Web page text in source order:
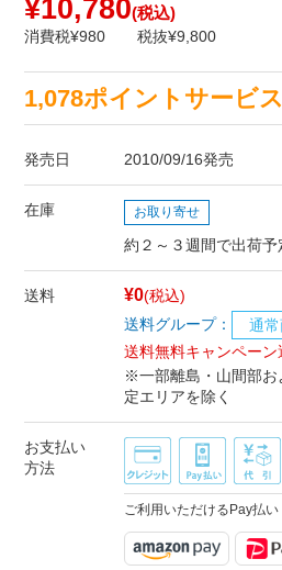
¥10,780(税込)
消費税¥980 税抜¥9,800
1,078ポイントサービ
発売日 2010/09/16発売
在庫 お取り寄せ
約２～３週間で出荷予
送料 ¥0(税込)
送料グループ：
通
送料無料キャンペーン
※一部離島・山間部お
定エリアを除く
お支払い
方法
ご利用いただけるPay払い